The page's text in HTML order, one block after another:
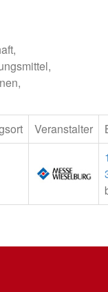
Veranstalter